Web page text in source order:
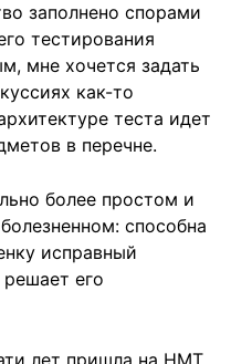
заполнено спорами
тестирования
мне хочется задать
как-то
теста идет
в перечне.
более простом и
способна
исправный
его
лет пришла на НМТ